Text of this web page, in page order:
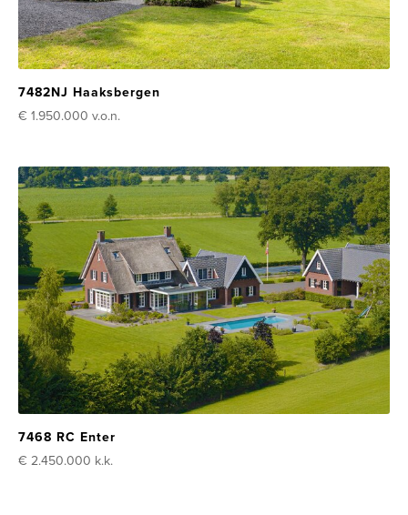
7482NJ Haaksbergen
€ 1.950.000 v.o.n.
7468 RC Enter
€ 2.450.000 k.k.